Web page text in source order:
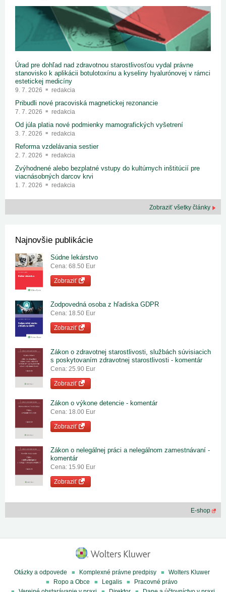
Úrad pre dohľad nad zdravotnou starostlivosťou vydal právne
stanovisko k aplikácii botulotoxínu a kyseliny hyalurónovej v rámci
estetickej medicíny
9. 7. 2026 redakcia
Pribudli nové pracoviská magnetickej rezonancie
7. 7. 2026 redakcia
Od júla platia nové podmienky mamografických vyšetrení
3. 7. 2026 redakcia
Reforma vzdelávania sestier
2. 7. 2026 redakcia
Zvýhodnené alebo bezplatné vstupy do kultúrnych inštitúcií pre
viacnásobných darcov krvi
1. 7. 2026 redakcia
Zobraziť všetky články
Najnovšie publikácie
Súdne lekárstvo
Cena: 68.50 Eur
Zobraziť
Zodpovedná osoba z hľadiska GDPR
Cena: 18.50 Eur
Zobraziť
Zákon o zdravotnej starostlivosti, službách súvisiacich
s poskytovaním zdravotnej starostlivosti - komentár
Cena: 25.90 Eur
Zobraziť
Zákon o výkone detencie - komentár
Cena: 18.00 Eur
Zobraziť
Zákon o nelegálnej práci a nelegálnom zamestnávaní -
komentár
Cena: 15.90 Eur
Zobraziť
E-shop
Otázky a odpovede Komplexné právne predpisy
Wolters Kluwer
Ropo a Obce
Legalis
Pracovné právo